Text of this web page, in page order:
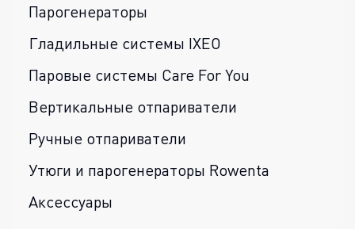
Парогенераторы
Гладильные системы IXEO
Паровые системы Care For You
Вертикальные отпариватели
Ручные отпариватели
Утюги и парогенераторы Rowenta
Аксессуары